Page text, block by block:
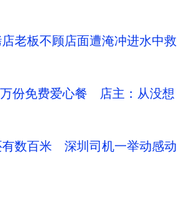
老板不顾店面遭淹冲进水中救
份免费爱心餐 店主：从没想
有数百米 深圳司机一举动感动